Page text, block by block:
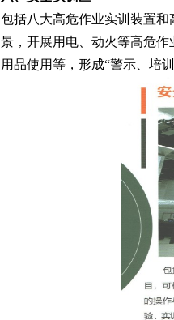
包括八大高危作业实训装置
景，开展用电、动火等高危
用品使用等，形成“警示、培